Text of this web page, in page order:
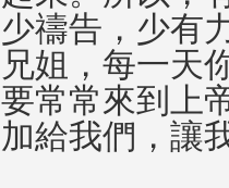
少禱告，少有
兄姐，每一天
要常常來到上
加給我們，讓